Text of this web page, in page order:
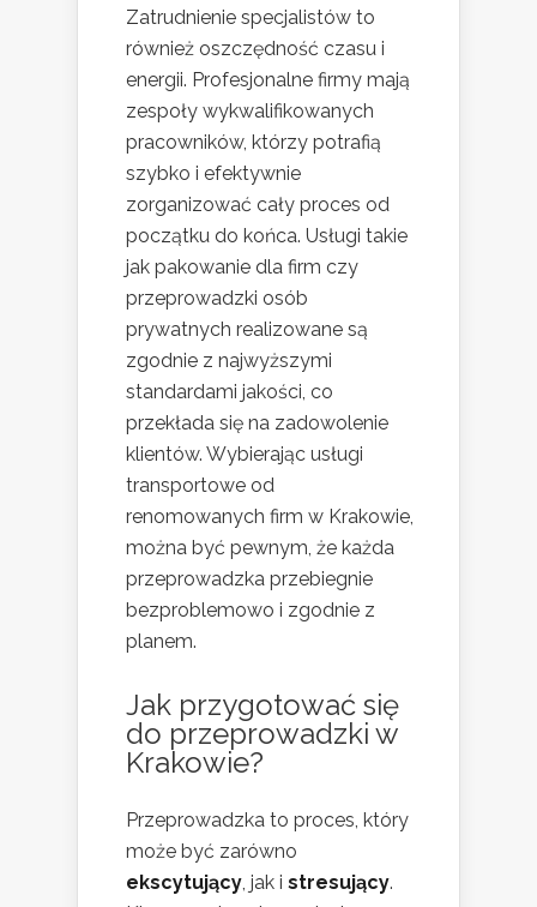
Zatrudnienie specjalistów to
również oszczędność czasu i
energii. Profesjonalne firmy mają
zespoły wykwalifikowanych
pracowników, którzy potrafią
szybko i efektywnie
zorganizować cały proces od
początku do końca. Usługi takie
jak pakowanie dla firm czy
przeprowadzki osób
prywatnych realizowane są
zgodnie z najwyższymi
standardami jakości, co
przekłada się na zadowolenie
klientów. Wybierając usługi
transportowe od
renomowanych firm w Krakowie,
można być pewnym, że każda
przeprowadzka przebiegnie
bezproblemowo i zgodnie z
planem.
Jak przygotować się
do przeprowadzki w
Krakowie?
Przeprowadzka to proces, który
może być zarówno
ekscytujący , jak i stresujący.